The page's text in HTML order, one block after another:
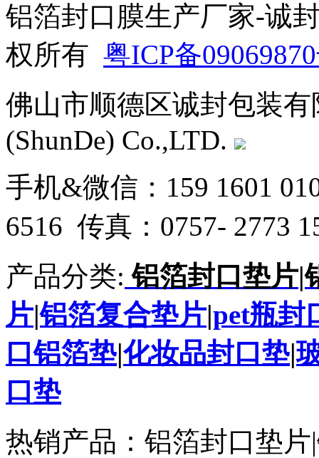
铝箔封口 膜生产厂家-诚
权所有 粤ICP备
佛山市顺德区诚封包装有
(ShunDe) Co.,LTD.
手机&微信：159 1601
6516 传真：0757- 2773
产品分类: 铝箔封口垫片|
片|铝箔复合垫片|pet瓶封
口铝箔垫|化妆品封口垫|
口垫
热销产品：铝箔封口垫